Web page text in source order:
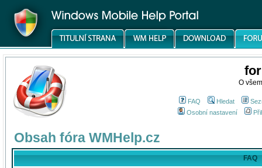
O
FAQ Hledat
Osobní nastavení
Obsah fóra WMHelp.cz
FAQ